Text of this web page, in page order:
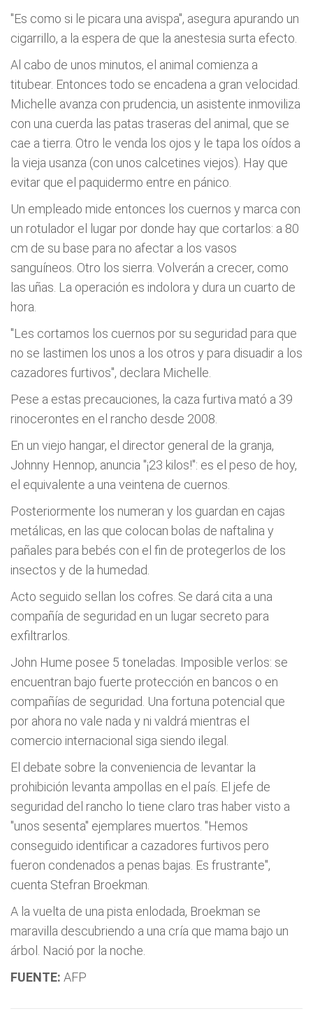
"Es como si le picara una avispa", asegura apurando un
cigarrillo, a la espera de que la anestesia surta efecto.
Al cabo de unos minutos, el animal comienza a
titubear. Entonces todo se encadena a gran velocidad.
Michelle avanza con prudencia, un asistente inmoviliza
con una cuerda las patas traseras del animal, que se
cae a tierra. Otro le venda los ojos y le tapa los oídos a
la vieja usanza (con unos calcetines viejos). Hay que
evitar que el paquidermo entre en pánico.
Un empleado mide entonces los cuernos y marca con
un rotulador el lugar por donde hay que cortarlos: a 80
cm de su base para no afectar a los vasos
sanguíneos. Otro los sierra. Volverán a crecer, como
las uñas. La operación es indolora y dura un cuarto de
hora.
"Les cortamos los cuernos por su seguridad para que
no se lastimen los unos a los otros y para disuadir a los
cazadores furtivos", declara Michelle.
Pese a estas precauciones, la caza furtiva mató a 39
rinocerontes en el rancho desde 2008.
En un viejo hangar, el director general de la granja,
Johnny Hennop, anuncia "¡23 kilos!": es el peso de hoy,
el equivalente a una veintena de cuernos.
Posteriormente los numeran y los guardan en cajas
metálicas, en las que colocan bolas de naftalina y
pañales para bebés con el fin de protegerlos de los
insectos y de la humedad.
Acto seguido sellan los cofres. Se dará cita a una
compañía de seguridad en un lugar secreto para
exfiltrarlos.
John Hume posee 5 toneladas. Imposible verlos: se
encuentran bajo fuerte protección en bancos o en
compañías de seguridad. Una fortuna potencial que
por ahora no vale nada y ni valdrá mientras el
comercio internacional siga siendo ilegal.
El debate sobre la conveniencia de levantar la
prohibición levanta ampollas en el país. El jefe de
seguridad del rancho lo tiene claro tras haber visto a
"unos sesenta" ejemplares muertos. "Hemos
conseguido identificar a cazadores furtivos pero
fueron condenados a penas bajas. Es frustrante",
cuenta Stefran Broekman.
A la vuelta de una pista enlodada, Broekman se
maravilla descubriendo a una cría que mama bajo un
árbol. Nació por la noche.
FUENTE: AFP